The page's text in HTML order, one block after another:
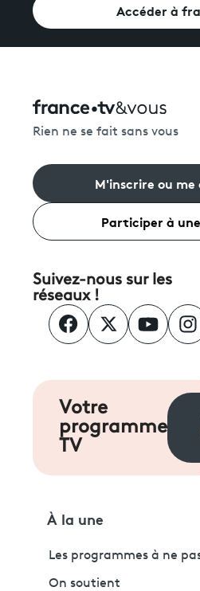
Accéder à
Rien ne se fait sans vous
M'inscrire ou
Participer à
Suivez-nous sur les
réseaux !
Votre
programme
TV
À la une
Les programmes à ne
On soutient